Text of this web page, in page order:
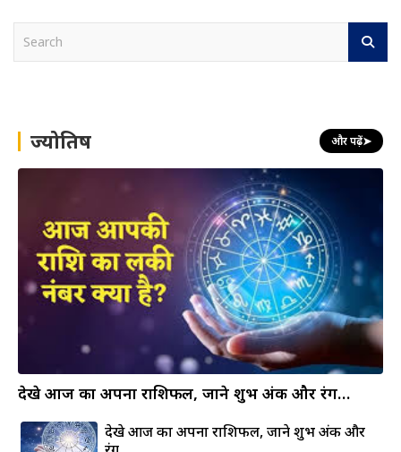
h ज्योतिष और पढ़ें➤
देखे आज का अपना राशिफल, जाने शुभ अंक और रंग…
देखे आज का अपना राशिफल, जाने शुभ अंक और